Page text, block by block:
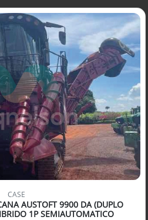
CASE
AUSTOFT 9900 DA (DUPLO
1P SEMIAUTOMATICO